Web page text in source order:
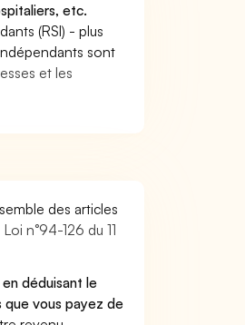
etc.
(RSI) - plus
sont
et les
des articles
n°94-126 du 11
déduisant le
vous payez de